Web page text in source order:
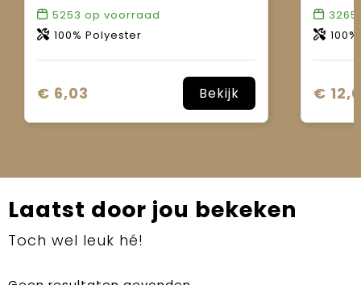
5253 op voorraad
100% Polyester
€ 6,03 Bekijk
3265
€
Laatst door jou bekeken
Toch wel leuk hé!